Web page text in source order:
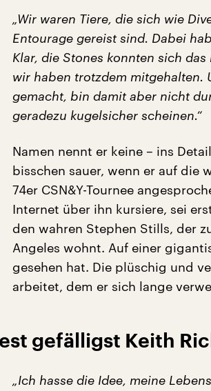
„Wir waren Tiere, die sich wie
Entourage gereist sind. Dabei
Klar, die Stones konnten sich
wir haben trotzdem mitgehalten.
gemacht, bin damit aber nicht
geradezu kugelsicher scheinen.“
Namen nennt er keine – ins
bisschen sauer, wenn er auf die
74er CSN&Y-Tournee
Internet über ihn kursiere, sei
den wahren Stephen Stills, der
Angeles wohnt. Auf einer
gesehen hat. Die plüschig und
arbeitet, dem er sich lange
gefälligst Keith
„Ich hasse die Idee, meine